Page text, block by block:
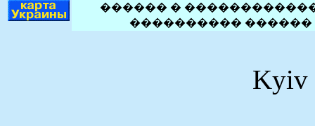
������ �
����������
Kyiv